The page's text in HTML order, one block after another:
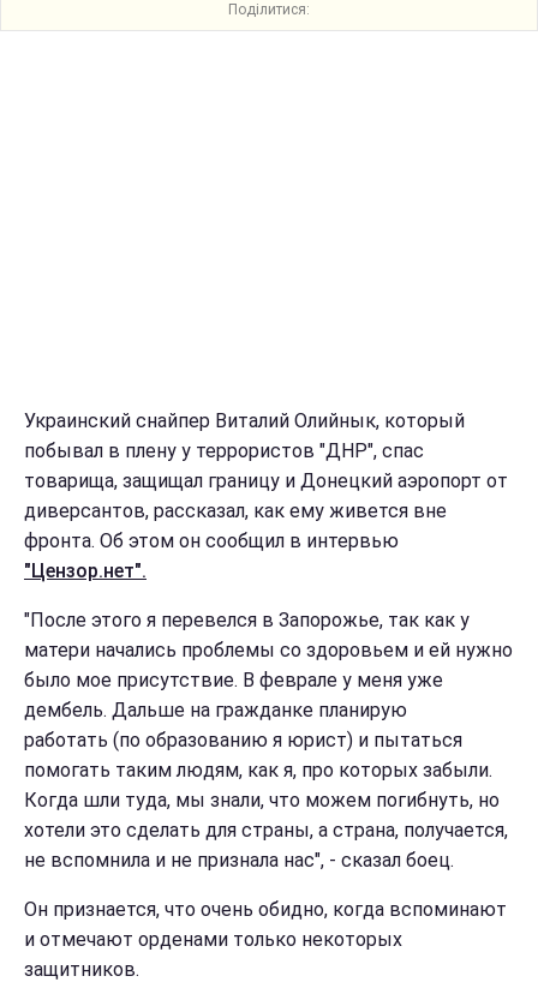
Поділитися:
Украинский снайпер Виталий Олийнык, который
побывал в плену у террористов "ДНР", спас
товарища, защищал границу и Донецкий аэропорт от
диверсантов, рассказал, как ему живется вне
фронта. Об этом он сообщил в интервью
"Цензор.нет".
"После этого я перевелся в Запорожье, так как у
матери начались проблемы со здоровьем и ей нужно
было мое присутствие. В феврале у меня уже
дембель. Дальше на гражданке планирую
работать (по образованию я юрист) и пытаться
помогать таким людям, как я, про которых забыли.
Когда шли туда, мы знали, что можем погибнуть, но
хотели это сделать для страны, а страна, получается,
не вспомнила и не признала нас", - сказал боец.
Он признается, что очень обидно, когда вспоминают
и отмечают орденами только некоторых
защитников.